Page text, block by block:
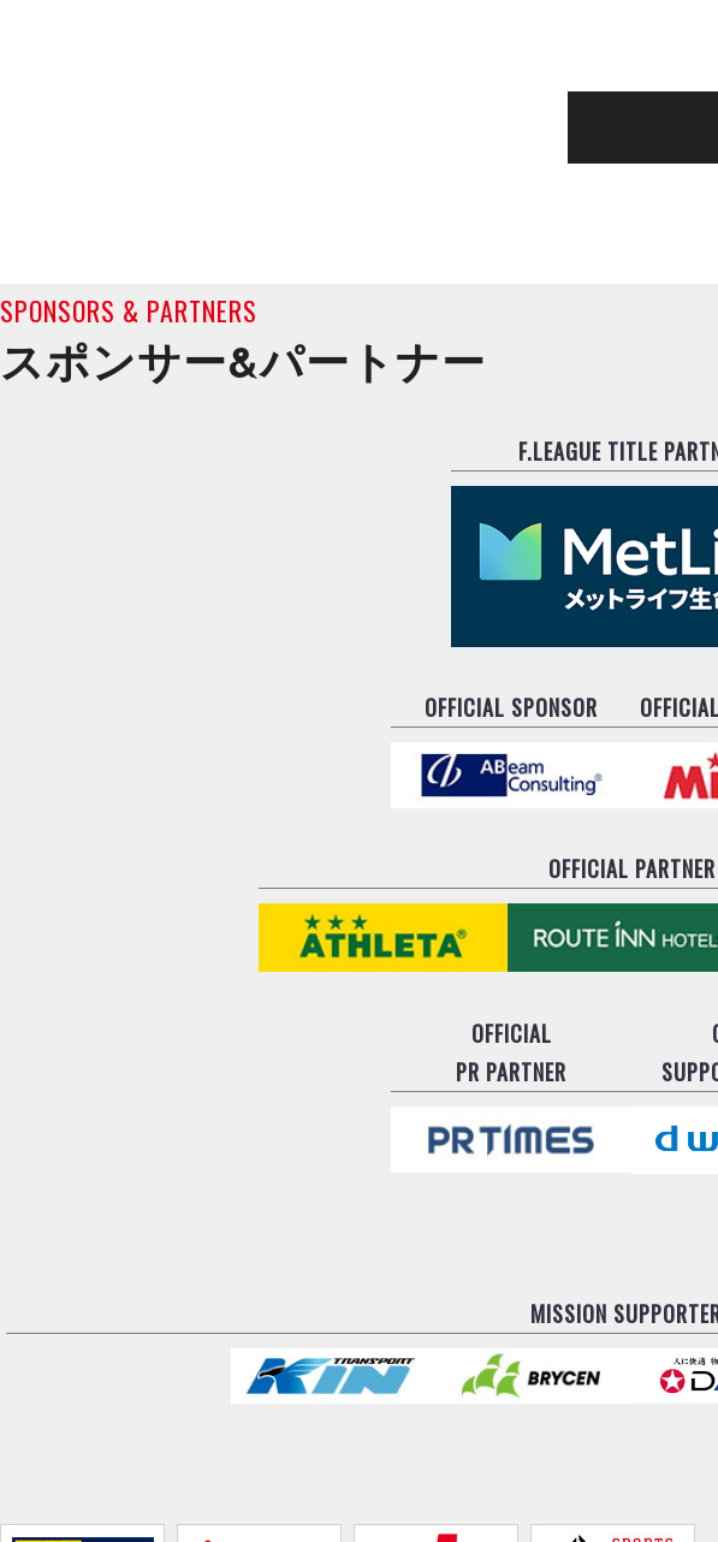
SPONSORS & PARTNERS
スポンサー&パートナー
F.LEAGUE TITLE
OFFICIAL SPONSOR
OFFICIAL PARTNER
OFFICIAL
PR PARTNER
MISSION